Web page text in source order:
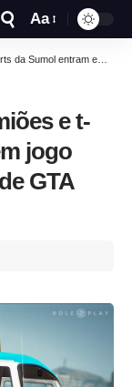
Aa
servidor português de GTA Online
e t-
jogo
GTA